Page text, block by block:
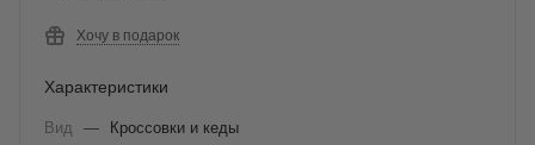
Хочу в подарок
Характеристики
Вид —
Кроссовки и кеды